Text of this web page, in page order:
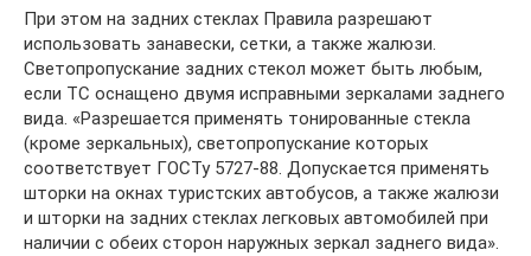
При этом на задних стеклах Правила разрешают
использовать занавески, сетки, а также жалюзи.
Светопропускание задних стекол может быть любым,
если ТС оснащено двумя исправными зеркалами заднего
вида. «Разрешается применять тонированные стекла
(кроме зеркальных), светопропускание которых
соответствует ГОСТу 5727-88. Допускается применять
шторки на окнах туристских автобусов, а также жалюзи
и шторки на задних стеклах легковых автомобилей при
наличии с обеих сторон наружных зеркал заднего вида».